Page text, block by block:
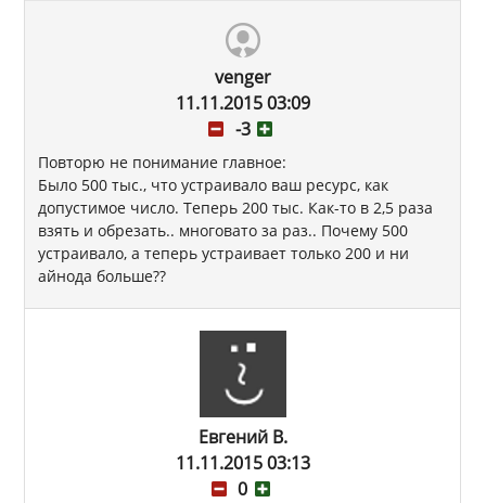
venger
11.11.2015 03:09
-3
Повторю не понимание главное:
Было 500 тыс., что устраивало ваш ресурс, как
допустимое число. Теперь 200 тыс. Как-то в 2,5 раза
взять и обрезать.. многовато за раз.. Почему 500
устраивало, а теперь устраивает только 200 и ни
айнода больше??
Евгений В.
11.11.2015 03:13
0